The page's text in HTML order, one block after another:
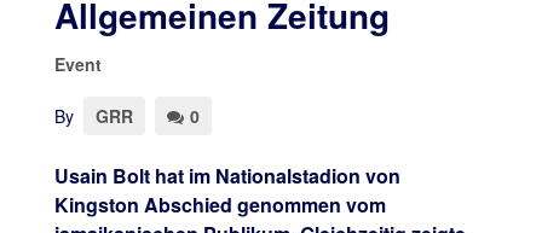
Allgemeinen Zeitung
Event
By GRR 0
Usain Bolt hat im Nationalstadion von
Kingston Abschied genommen vom